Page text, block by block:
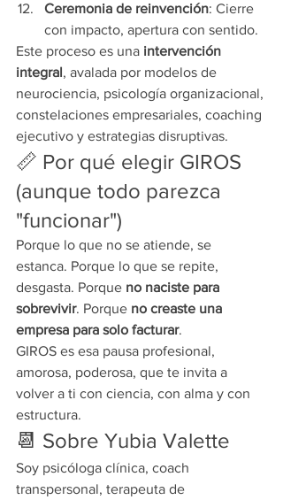
Ceremonia de reinvención: Cierre
con impacto, apertura con sentido.
Este proceso es una intervención
integral, avalada por modelos de
neurociencia, psicología organizacional,
constelaciones empresariales, coaching
ejecutivo y estrategias disruptivas.
📏 Por qué elegir GIROS
(aunque todo parezca
"funcionar")
Porque lo que no se atiende, se
estanca. Porque lo que se repite,
desgasta. Porque no naciste para
sobrevivir. Porque no creaste una
empresa para solo facturar.
GIROS es esa pausa profesional,
amorosa, poderosa, que te invita a
volver a ti con ciencia, con alma y con
estructura.
📆 Sobre Yubia Valette
Soy psicóloga clínica, coach
transpersonal, terapeuta de